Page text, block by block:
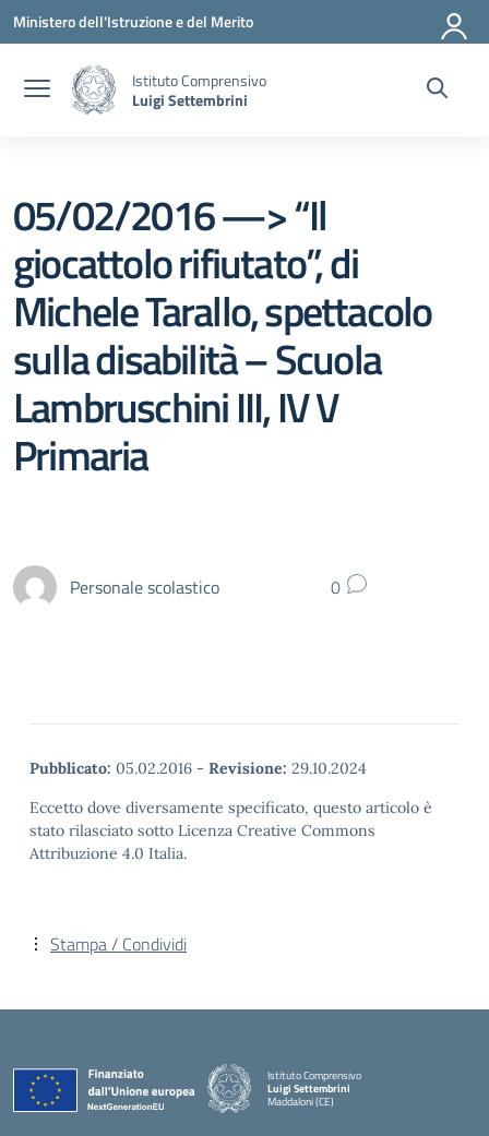
Vai ai contenuti
Vai al menu di navigazione
Vai al footer
Ministero dell'Istruzione e del Merito
Istituto Comprensivo
Luigi Settembrini
05/02/2016 —> “Il
giocattolo rifiutato”, di
Michele Tarallo, spettacolo
sulla disabilità – Scuola
Lambruschini III, IV V
Primaria
Personale scolastico 0
Pubblicato: 05.02.2016 - Revisione: 29.10.2024
Eccetto dove diversamente specificato, questo articolo è
stato rilasciato sotto Licenza Creative Commons
Attribuzione 4.0 Italia.
Stampa / Condividi
Istituto Comprensivo
Luigi Settembrini
Maddaloni (CE)